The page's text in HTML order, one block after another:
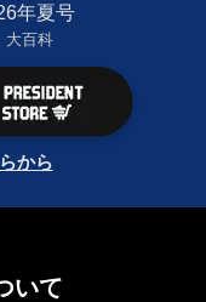
年夏号
大百科
から
いて